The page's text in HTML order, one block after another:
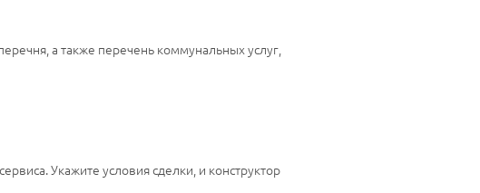
а также перечень коммунальных услуг,
Укажите условия сделки, и конструктор